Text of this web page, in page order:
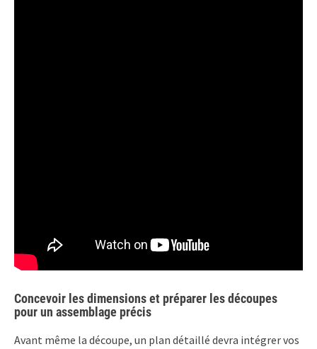
Concevoir les dimensions et préparer les découpes
pour un assemblage précis
Avant même la découpe, un plan détaillé devra intégrer vos